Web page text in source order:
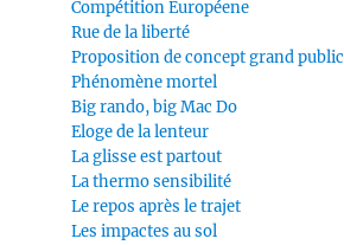
Compétition Européene
Rue de la liberté
Proposition de concept grand public
Phénomène mortel
Big rando, big Mac Do
Eloge de la lenteur
La glisse est partout
La thermo sensibilité
Le repos après le trajet
Les impactes au sol